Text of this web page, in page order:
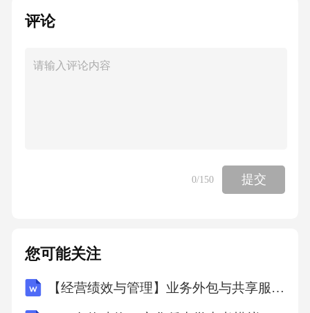
评论
0/150 提交
您可能关注
【经营绩效与管理】业务外包与共享服务专项审计计划